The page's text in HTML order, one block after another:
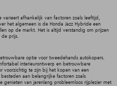
varieert afhankelijk van factoren zoals leeftijd,
het algemeen is de Honda Jazz Hybride een
op de markt. Het is altijd verstandig om prijzen
de prijs.
optie voor tweedehands autokopers.
interieurontwerp en betrouwbare
voorzichtig te zijn bij het kopen van een
aan belangrijke factoren zoals
genieten van jarenlang probleemloos rijplezier met